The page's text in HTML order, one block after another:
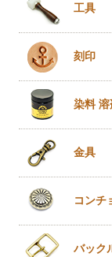
工具
刻印
染料
金具
コンチ
バック